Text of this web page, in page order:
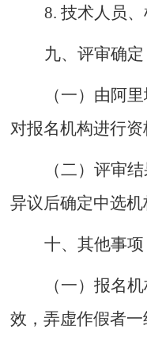
8. 技术人员、
九、评审确定
（一） 由阿
对报名机构进行资
（二）评审
异议后确定中选机
十、其他事项
（一）报名
效，弄虚作假者